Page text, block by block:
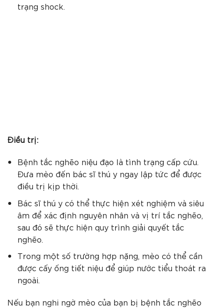
trạng shock.
Điều trị:
Bệnh tắc nghẽo niệu đạo là tình trạng cấp cứu.
Đưa mèo đến bác sĩ thú y ngay lập tức để được
điều trị kịp thời.
Bác sĩ thú y có thể thực hiện xét nghiệm và siêu
âm để xác định nguyên nhân và vị trí tắc nghẽo,
sau đó sẽ thực hiện quy trình giải quyết tắc
nghẽo.
Trong một số trường hợp nặng, mèo có thể cần
được cấy ống tiết niệu để giúp nước tiểu thoát ra
ngoài.
Nếu bạn nghi ngờ mèo của bạn bị bệnh tắc nghẽo